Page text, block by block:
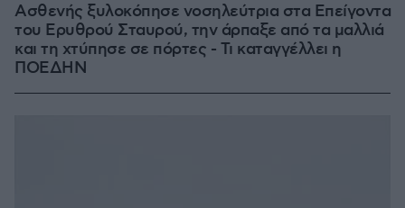
Ασθενής ξυλοκόπησε νοσηλεύτρια στα Επείγοντα
του Ερυθρού Σταυρού, την άρπαξε από τα μαλλιά
και τη χτύπησε σε πόρτες - Τι καταγγέλλει η
ΠΟΕΔΗΝ